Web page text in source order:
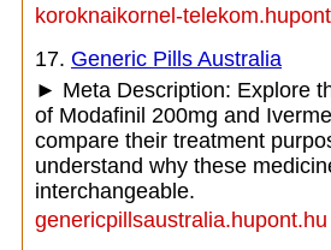
koroknaikornel-
17. Generic Pills Australia
► Meta Description: Explore
of Modafinil 200mg and
compare their treatment
understand why these
interchangeable.
genericpillsaustralia.hupont.hu